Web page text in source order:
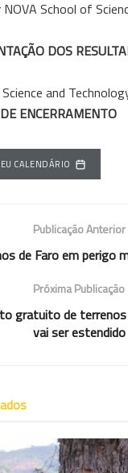
School of
DOS
and
ENCERRAMENTO
CALENDÁRIO
Publicação Anterior
de Faro em perigo
Próxima Publicação
gratuito de
vai ser estendido